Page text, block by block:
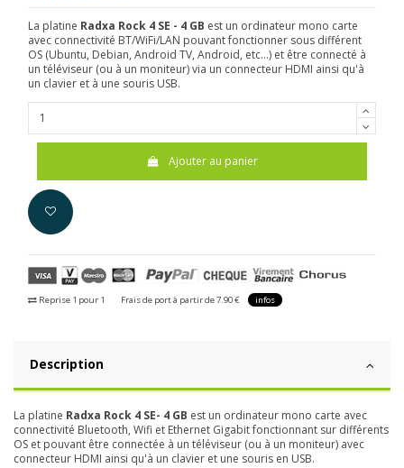
La platine Radxa Rock 4 SE - 4 GB est un ordinateur mono carte
avec connectivité BT/WiFi/LAN pouvant fonctionner sous différent
OS (Ubuntu, Debian, Android TV, Android, etc...) et être connecté à
un téléviseur (ou à un moniteur) via un connecteur HDMI ainsi qu'à
un clavier et à une souris USB.
Ajouter au panier
Reprise 1 pour 1 Frais de port à partir de 7.90 € infos
Description
La platine Radxa Rock 4 SE- 4 GB est un ordinateur mono carte avec
connectivité Bluetooth, Wifi et Ethernet Gigabit fonctionnant sur différents
OS et pouvant être connectée à un téléviseur (ou à un moniteur) avec
connecteur HDMI ainsi qu'à un clavier et une souris en USB.